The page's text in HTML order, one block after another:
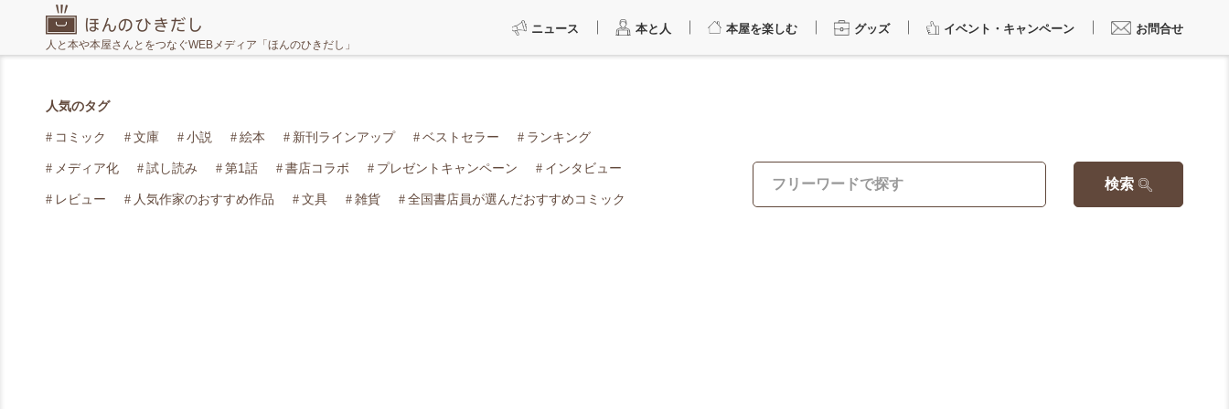
人と本や本屋さんとをつなぐWEBメディア「ほんのひきだし」
ニュース 本と人 本屋を楽しむ グッズ イベント・キャンペーン お問合せ
人気のタグ
コミック 文庫 小説 絵本 新刊ラインアップ ベストセラー ランキング
メディア化 試し読み 第1話 書店コラボ プレゼントキャンペーン インタビュー
レビュー 人気作家のおすすめ作品 文具 雑貨 全国書店員が選んだおすすめコミック
検索